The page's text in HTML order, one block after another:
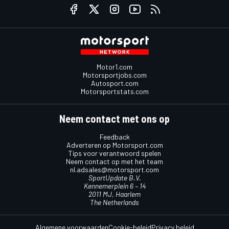
Motor1.com
Motorsportjobs.com
Autosport.com
Motorsportstats.com
Neem contact met ons op
Feedback
Adverteren op Motorsport.com
Tips voor verantwoord spelen
Neem contact op met het team
nl.adsales@motorsport.com
SportUpdate B.V.
Kennemerplein 6 – 14
2011 MJ, Haarlem
The Netherlands